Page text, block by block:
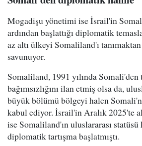
Mogadişu yönetimi ise İsrail'in
ardından başlattığı diplomatik
az altı ülkeyi Somaliland'ı
savunuyor.
Somaliland, 1991 yılında Somali'den
bağımsızlığını ilan etmiş olsa da,
büyük bölümü bölgeyi halen
kabul ediyor. İsrail'in Aralık 2025'te
ise Somaliland'ın uluslararası
diplomatik tartışma başlatmıştı.